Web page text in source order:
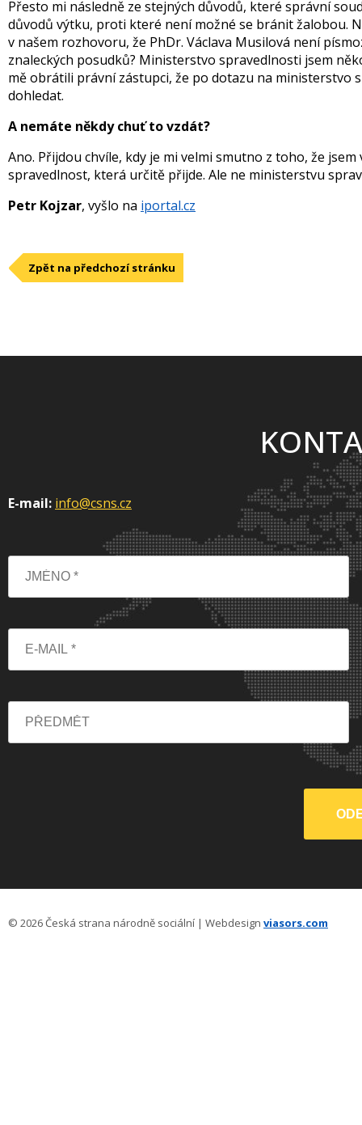
Přesto mi následně ze stejných důvodů, které správní
důvodů výtku, proti které není možné se bránit žalobou.
v našem rozhovoru, že PhDr. Václava Musilová není
znaleckých posudků? Ministerstvo spravedlnosti jsem
mě obrátili právní zástupci, že po dotazu na ministerstvo
dohledat.
A nemáte někdy chuť to vzdát?
Ano. Přijdou chvíle, kdy je mi velmi smutno z toho, že
spravedlnost, která určitě přijde. Ale ne ministerstvu
Petr Kojzar, vyšlo na iportal.cz
Zpět na předchozí stránku
E-mail: info@csns.cz
© 2026 Česká strana národně sociální | Webdesign viasors.com